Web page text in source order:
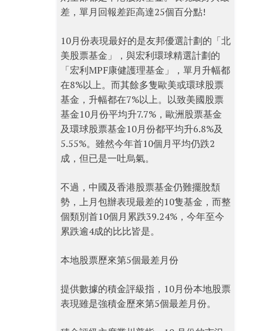
差，單月回報差距高達25個百分點!
10月份表現最好的是友邦優選計劃的「北
美股票基金」，與宏利環球精選計劃的
「宏利MPF康健護理基金」，單月升幅都
在8%以上。而其餘多隻歐美或環球股票
基金，升幅都在7%以上。以致美國股票
基金10月份平均升7.7%，歐洲股票基金
及環球股票基金10月份都平均升6.8%及
5.55%。雖然今年首10個月平均仍跌2
成，但已是一吐烏氣。
不過，中國及香港股票基金仍難擺脫頹
勢，上月包辦表現最差的10隻基金，而整
個類別首10個月累跌39.24%，今年至今
累跌逾4成的比比皆是。
本地股票歷來第5個最差月份
提供數據的積金評級指，10月份本地股票
表現雖是強積金歷來第5個最差月份。